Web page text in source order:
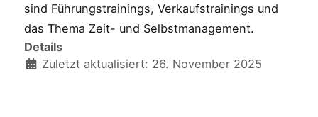
sind Führungstrainings, Verkaufstrainings und
das Thema Zeit- und Selbstmanagement.
Details
Zuletzt aktualisiert: 26. November 2025